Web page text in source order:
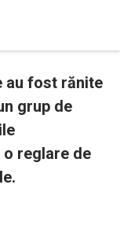
au fost rănite
grup de
reglare de